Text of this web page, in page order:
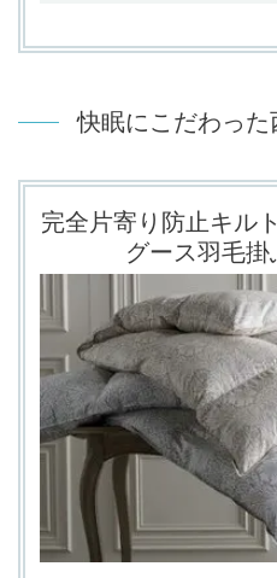
快眠にこだわっ
完全片寄り防止キル
グース羽